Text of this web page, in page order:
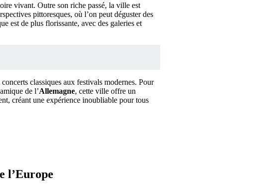
vivant. Outre son riche passé, la ville est
pittoresques, où l’on peut déguster des
est de plus florissante, avec des galeries et
classiques aux festivals modernes. Pour
de l’Allemagne, cette ville offre un
créant une expérience inoubliable pour tous
l’Europe